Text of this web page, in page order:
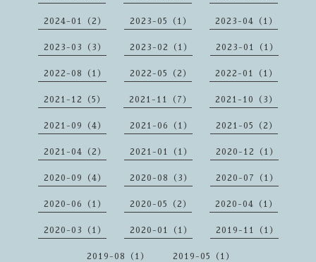
2024-01（2） 2023-05（1） 2023-04（1）
2023-03（3） 2023-02（1） 2023-01（1）
2022-08（1） 2022-05（2） 2022-01（1）
2021-12（5） 2021-11（7） 2021-10（3）
2021-09（4） 2021-06（1） 2021-05（2）
2021-04（2） 2021-01（1） 2020-12（1）
2020-09（4） 2020-08（3） 2020-07（1）
2020-06（1） 2020-05（2） 2020-04（1）
2020-03（1） 2020-01（1） 2019-11（1）
2019-08（1） 2019-05（1）